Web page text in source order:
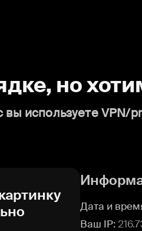
но
используете VPN/
Дата и
Ваш IP: